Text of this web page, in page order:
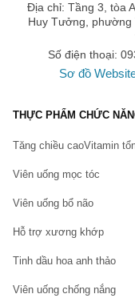
Địa chỉ: Tầng 3, tòa
Huy Tưởng, phường
Số điện thoại:
Sơ đồ
THỰC PHẨM CHỨC
Tăng chiều caoVitamin
Viên uống mọc tóc
Viên uống bổ não
Hỗ trợ xương khớp
Tinh dầu hoa anh thảo
Viên uống chống nắng